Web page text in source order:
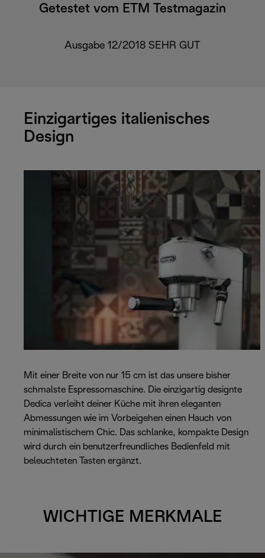
Getestet vom ETM Testmagazin
Ausgabe 12/2018 SEHR GUT
Einzigartiges italienisches
Design
Mit einer Breite von nur 15 cm ist das unsere bisher
schmalste Espressomaschine. Die einzigartig designte
Dedica verleiht deiner Küche mit ihren eleganten
Abmessungen wie im Vorbeigehen einen Hauch von
minimalistischem Chic. Das schlanke, kompakte Design
wird durch ein benutzerfreundliches Bedienfeld mit
beleuchteten Tasten ergänzt.
WICHTIGE MERKMALE